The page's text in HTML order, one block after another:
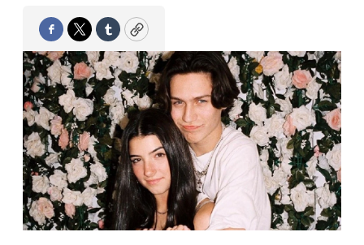
Facebook
TwitterTumblrCopy